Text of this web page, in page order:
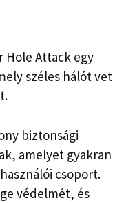
Hole Attack egy
széles hálót vet
biztonsági
amelyet gyakran
csoport.
védelmét, és